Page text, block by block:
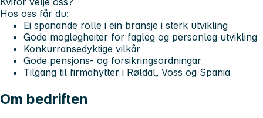
Hos oss får du:
Ei spanande rolle i ein bransje i sterk utvikling
Gode moglegheiter for fagleg og personleg utvikling
Konkurransedyktige vilkår
Gode pensjons- og forsikringsordningar
Tilgang til firmahytter i Røldal, Voss og Spania
Om bedriften